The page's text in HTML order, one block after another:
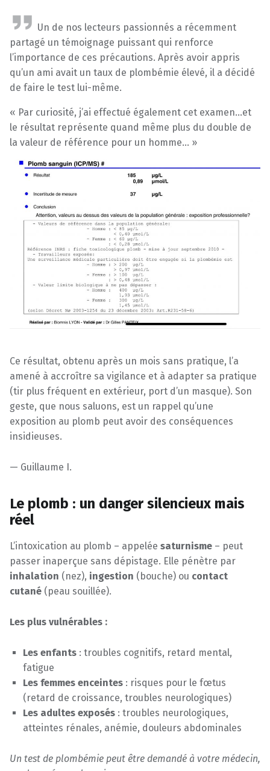
Un de nos lecteurs passionnés a récemment
partagé un témoignage puissant qui renforce
l’importance de ces précautions. Après avoir appris
qu’un ami avait un taux de plombémie élevé, il a décidé
de faire le test lui-même.
« Par curiosité, j’ai effectué également cet examen…et
le résultat représente quand même plus du double de
la valeur de référence pour un homme… »
Ce résultat, obtenu après un mois sans pratique, l’a
amené à accroître sa vigilance et à adapter sa pratique
(tir plus fréquent en extérieur, port d’un masque). Son
geste, que nous saluons, est un rappel qu’une
exposition au plomb peut avoir des conséquences
insidieuses.
— Guillaume I.
Le plomb : un danger silencieux mais
réel
L’intoxication au plomb – appelée saturnisme – peut
passer inaperçue sans dépistage. Elle pénètre par
inhalation (nez), ingestion (bouche) ou contact
cutané (peau souillée).
Les plus vulnérables :
Les enfants : troubles cognitifs, retard mental,
fatigue
Les femmes enceintes : risques pour le fœtus
(retard de croissance, troubles neurologiques)
Les adultes exposés : troubles neurologiques,
atteintes rénales, anémie, douleurs abdominales
Un test de plombémie peut être demandé à votre médecin,